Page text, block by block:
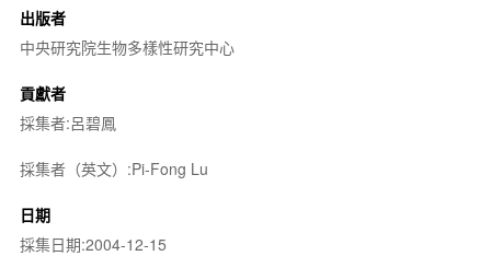
出版者
中央研究院生物多樣性研究中心
貢獻者
採集者:呂碧鳳
採集者（英文）:Pi-Fong Lu
日期
採集日期:2004-12-15